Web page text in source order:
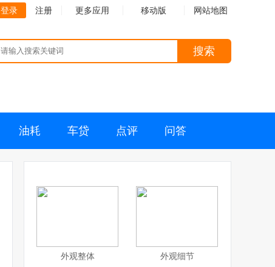
登录 注册 更多应用 移动版 网站地图
搜索
油耗 车贷 点评 问答
外观整体 外观细节